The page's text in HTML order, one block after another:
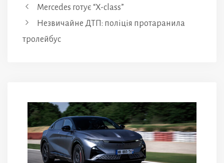
Mercedes готує “X-class”
Незвичайне ДТП: поліція протаранила
тролейбус